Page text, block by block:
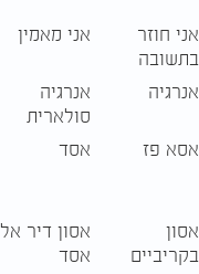
אני חוזר
בתשובה
אני מאמין
אנרגיה
אנרגיה
סולארית
אסא פז
אסד
אסון
בקריביים
אסון דיר אל
אסד